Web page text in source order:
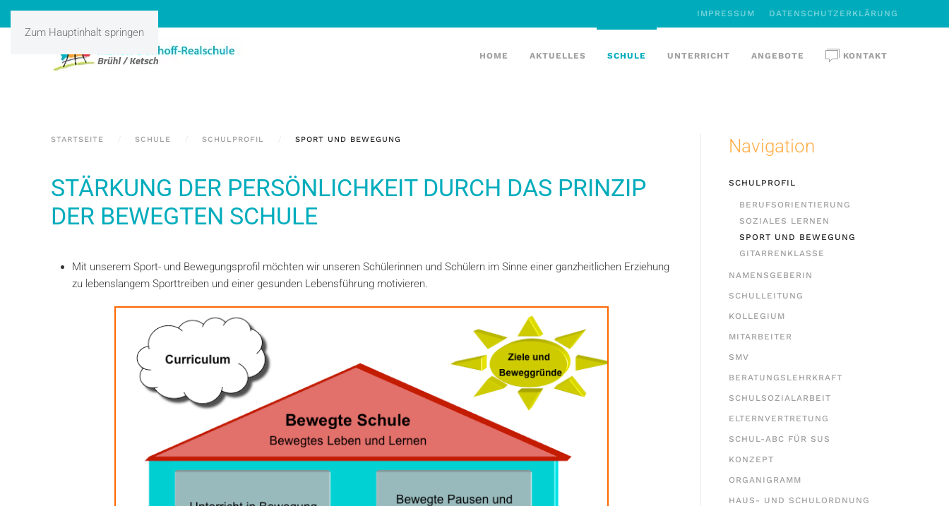
Zum Hauptinhalt springen
IMPRESSUM DATENSCHUTZERKLÄRUNG
HOME AKTUELLES SCHULE UNTERRICHT ANGEBOTE KONTAKT
STARTSEITE SCHULE SCHULPROFIL SPORT UND BEWEGUNG
STÄRKUNG DER PERSÖNLICHKEIT DURCH DAS PRINZIP
DER BEWEGTEN SCHULE
Mit unserem Sport- und Bewegungsprofil möchten wir unseren Schülerinnen und Schülern im Sinne einer ganzheitlichen Erziehung
zu lebenslangem Sporttreiben und einer gesunden Lebensführung motivieren.
Navigation
SCHULPROFIL
BERUFSORIENTIERUNG
SOZIALES LERNEN
SPORT UND BEWEGUNG
GITARRENKLASSE
NAMENSGEBERIN
SCHULLEITUNG
KOLLEGIUM
MITARBEITER
SMV
BERATUNGSLEHRKRAFT
SCHULSOZIALARBEIT
ELTERNVERTRETUNG
SCHUL-ABC FÜR SUS
KONZEPT
ORGANIGRAMM
HAUS- UND SCHULORDNUNG